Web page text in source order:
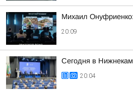
Михаил
20:09
Сегодня в
20:04